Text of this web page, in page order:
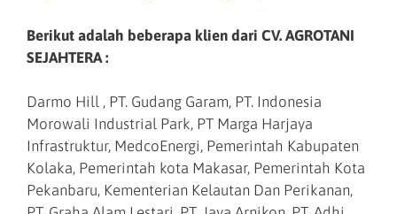
Berikut adalah beberapa klien dari CV. AGROTANI
SEJAHTERA :
Darmo Hill , PT. Gudang Garam, PT. Indonesia
Morowali Industrial Park, PT Marga Harjaya
Infrastruktur, MedcoEnergi, Pemerintah Kabupaten
Kolaka, Pemerintah kota Makasar, Pemerintah Kota
Pekanbaru, Kementerian Kelautan Dan Perikanan,